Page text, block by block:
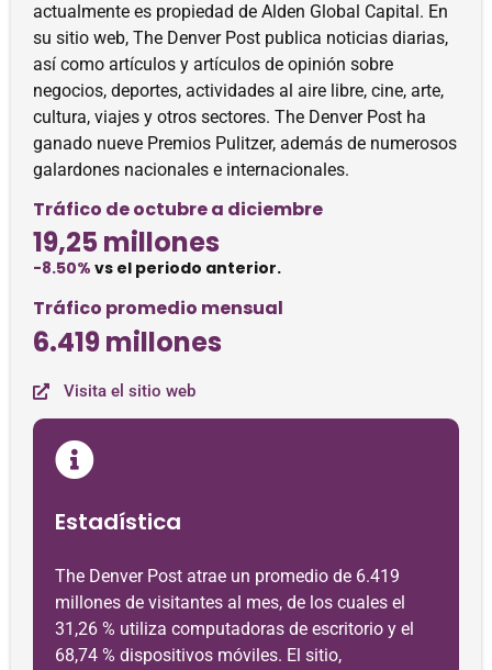
actualmente es propiedad de Alden Global Capital. En
su sitio web, The Denver Post publica noticias diarias,
así como artículos y artículos de opinión sobre
negocios, deportes, actividades al aire libre, cine, arte,
cultura, viajes y otros sectores. The Denver Post ha
ganado nueve Premios Pulitzer, además de numerosos
galardones nacionales e internacionales.
Tráfico de octubre a diciembre
19,25 millones
-8.50% vs el periodo anterior.
Tráfico promedio mensual
6.419 millones
Visita el sitio web
Estadística
The Denver Post atrae un promedio de 6.419
millones de visitantes al mes, de los cuales el
31,26 % utiliza computadoras de escritorio y el
68,74 % dispositivos móviles. El sitio,